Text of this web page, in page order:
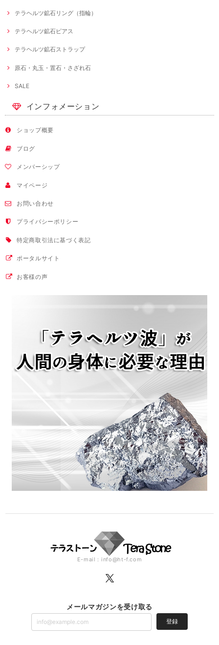
テラヘルツ鉱石リング（指輪）
テラヘルツ鉱石ピアス
テラヘルツ鉱石ストラップ
原石・丸玉・置石・さざれ石
SALE
インフォメーション
ショップ概要
ブログ
メンバーシップ
マイページ
お問い合わせ
プライバシーポリシー
特定商取引法に基づく表記
ポータルサイト
お客様の声
E-mail： info@ht-f.com
メールマガジンを受け取る
登録